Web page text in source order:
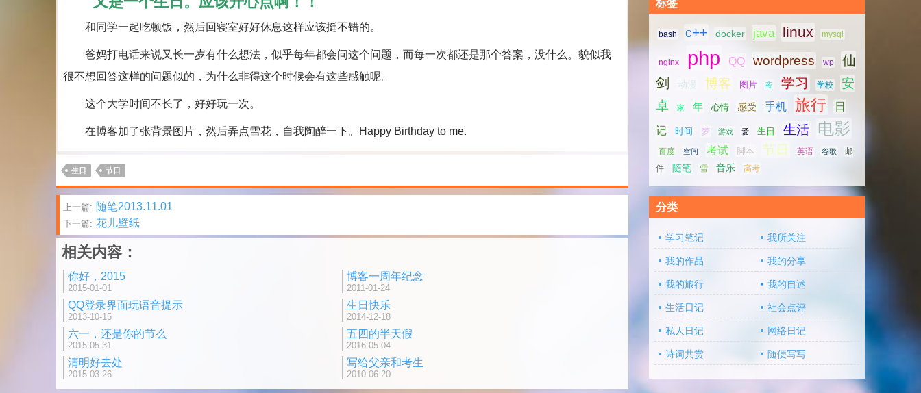
和同学一起吃顿饭，然后回寝室好好休息这样应该挺不错的。
爸妈打电话来说又长一岁有什么想法，似乎每年都会问这个问题，而每一次都还是那个答案，没什么。貌似我
很不想回答这样的问题似的，为什么非得这个时候会有这些感触呢。
这个大学时间不长了，好好玩一次。
在博客加了张背景图片，然后弄点雪花，自我陶醉一下。Happy Birthday to me.
生日 节日
文
章
分
页
上一篇: 随笔2013.11.01
下一篇: 花儿壁纸
相关内容：
你好，2015
2015-01-01
博客一周年纪念
2011-01-24
QQ登录界面玩语音提示
2013-10-15
生日快乐
2014-12-18
六一，还是你的节么
2015-05-31
五四的半天假
2016-05-04
清明好去处
2015-03-26
写给父亲和考生
2010-06-20
标签
bash c++ docker java linux mysql
nginx php QQ wordpress wp
仙
剑
动漫 博客 图片 夜 学习 学校
安
卓
家 年 心情 感受 手机 旅行 日
记 时间 梦 游戏 爱 生日 生活 电影
百度 空间 考试 脚本 节日 英语 谷歌 邮
件 随笔 雪 音乐 高考
分类
学习笔记 我所关注
我的作品 我的分享
我的旅行 我的自述
生活日记 社会点评
私人日记 网络日记
诗词共赏 随便写写